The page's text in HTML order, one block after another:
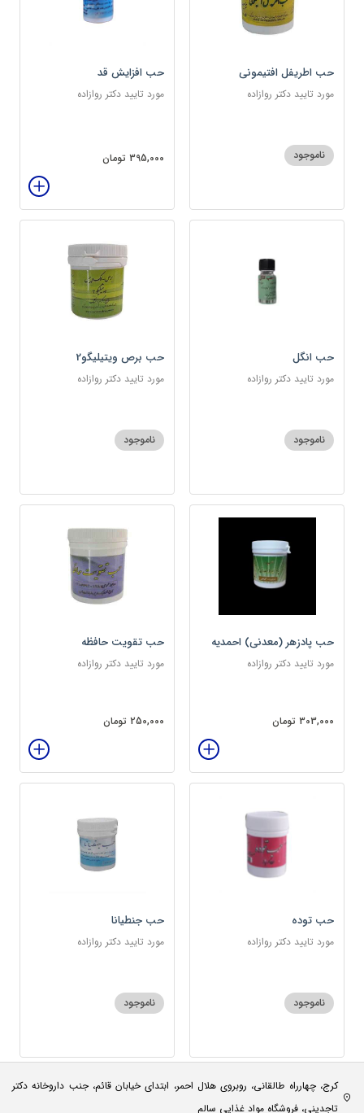
حب اطریفل افتیمونی
مورد تایید دکتر روازاده
ناموجود
حب افزایش قد
مورد تایید دکتر روازاده
395,000 تومان
حب انگل
مورد تایید دکتر روازاده
ناموجود
حب برص ویتیلیگو2
مورد تایید دکتر روازاده
ناموجود
حب پادزهر (معدنی) احمدیه
مورد تایید دکتر روازاده
303,000 تومان
حب تقویت حافظه
مورد تایید دکتر روازاده
250,000 تومان
حب توده
مورد تایید دکتر روازاده
ناموجود
حب جنطیانا
مورد تایید دکتر روازاده
ناموجود
کرج، چهارراه طالقانی، روبروی هلال احمر، ابتدای خیابان قائم، جنب داروخانه دکتر
تاجدینی، فروشگاه مواد غذایی سالم